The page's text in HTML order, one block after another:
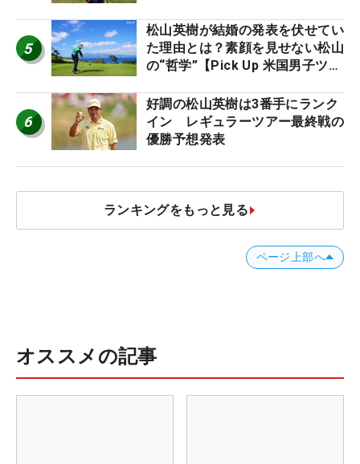
5
松山英樹が結婚の発表を伏せてい
た理由とは？素顔を見せない松山
の“哲学”【Pick Up 米国男子ツア
6
好調の松山英樹は3番手にランク
イン レギュラーツアー最終戦の
優勝予想発表
ランキングをもっと見る
ページ上部へ
オススメの記事